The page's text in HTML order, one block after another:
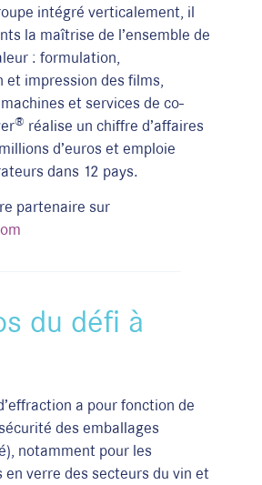
intégré verticalement, il
la maîtrise de l’ensemble de
: formulation,
impression des films,
et services de co-
® réalise un chiffre d’affaires
d’euros et emploie
dans 12 pays.
partenaire sur
du défi à
a pour fonction de
des emballages
notamment pour les
en verre des secteurs du vin et